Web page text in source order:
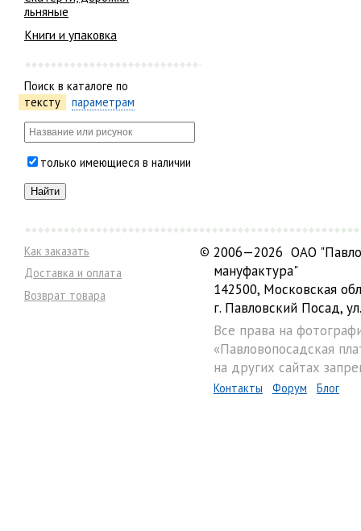
льняные
Книги и упаковка
Поиск в каталоге по
тексту
параметрам
только имеющиеся в наличии
Как заказать
Доставка и оплата
Возврат товара
© 2006—2026 ОАО
мануфактура"
142500, Московская
г. Павловский Посад,
Все права на
«Павловопосадская
на других сайтах
Контакты Форум Блог